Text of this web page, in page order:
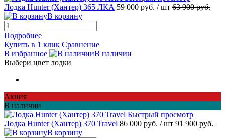
Лодка Hunter (Хантер) 365 ЛКА 59 000 руб. / шт 63 900 руб.
В корзину
Подробнее
Купить в 1 клик Сравнение
В избранное
В наличии
Выбери цвет лодки
Акция
В наличии
Быстрый просмотр
Лодка Hunter (Хантер) 370 Travel 86 000 руб. / шт 91 900 руб.
В корзину